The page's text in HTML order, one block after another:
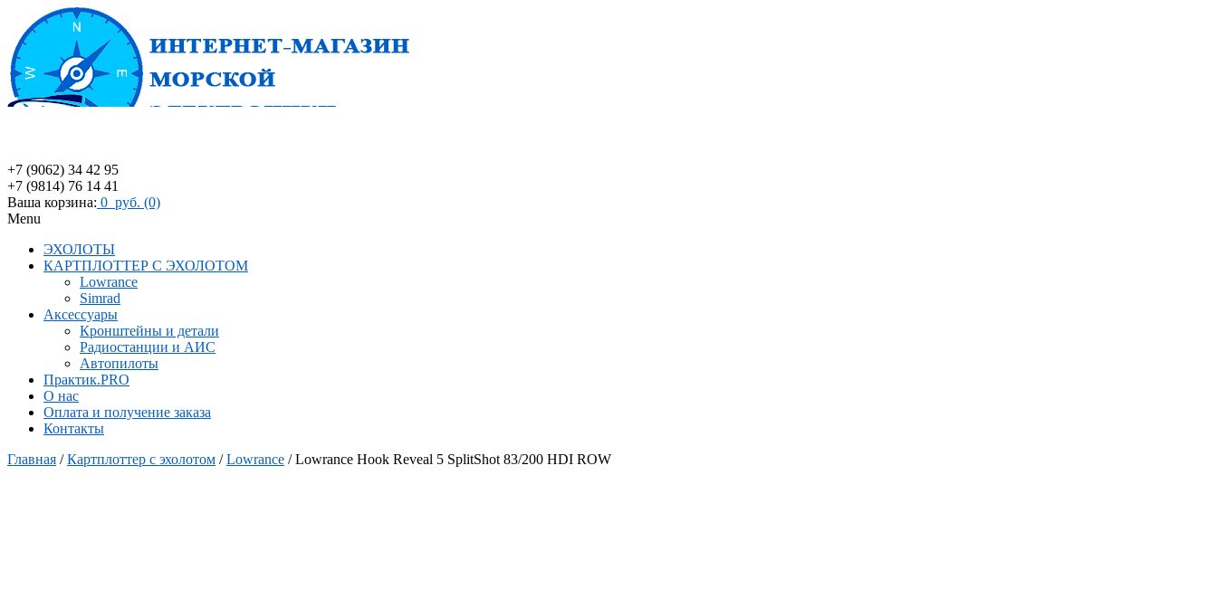
+7 (9062) 34 42 95
+7 (9814) 76 14 41
Ваша корзина: 0 руб. (0)
Menu
ЭХОЛОТЫ
КАРТПЛОТТЕР С ЭХОЛОТОМ
Lowrance
Simrad
Аксессуары
Кронштейны и детали
Радиостанции и АИС
Автопилоты
Практик.PRO
О нас
Оплата и получение заказа
Контакты
Главная /Картплоттер с эхолотом /Lowrance / Lowrance Hook Reveal 5 SplitShot 83/200 HDI ROW